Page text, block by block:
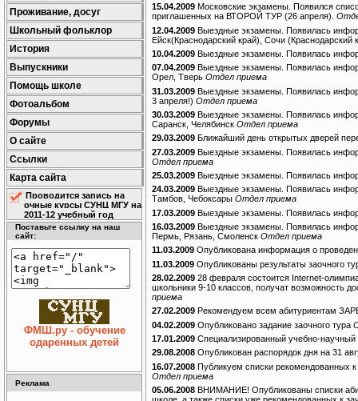
Проживание, досуг
Школьный фольклор
История
Выпускники
Помощь школе
Фотоальбом
Форумы
О сайте
Ссылки
Карта сайта
Проводится запись на
очные курсы СУНЦ МГУ на
2011-12 учебный год
Поставьте ссылку на наш
сайт:
ФМШ.ру - обучение
одаренных детей
Реклама
15.04.2009 Московские экзамены. Появился
приглашенных на ВТОРОЙ ТУР (26 апреля).
12.04.2009 Выездные экзамены. Появилась
Ейск(Краснодарский край), Сочи (Краснодарский
10.04.2009 Выездные экзамены. Появилась
07.04.2009 Выездные экзамены. Появилась
Орел, Тверь Отдел приема
31.03.2009 Выездные экзамены. Появилась
3 апреля!) Отдел приема
30.03.2009 Выездные экзамены. Появилась
Саранск, Челябинск Отдел приема
29.03.2009 Ближайший день открытых дверей
27.03.2009 Выездные экзамены. Появилась
Отдел приема
25.03.2009 Выездные экзамены. Появилась
24.03.2009 Выездные экзамены. Появилась
Тамбов, Чебоксары Отдел приема
17.03.2009 Выездные экзамены. Появилась
16.03.2009 Выездные экзамены. Появилась
Пермь, Рязань, Смоленск Отдел приема
11.03.2009 Опубликована информация о
11.03.2009 Опубликованы результаты заочного
28.02.2009 28 февраля состоится Internet-
школьники 9-10 классов, получат возможность
приема
27.02.2009 Рекомендуем всем абитуриентам
04.02.2009 Опубликовано задание заочного тура
17.01.2009 Специализированный учебно-
29.08.2008 Опубликован распорядок дня на 31
16.07.2008 Публикуем списки рекомендованных
Отдел приема
05.06.2008 ВНИМАНИЕ! Опубликованы списки